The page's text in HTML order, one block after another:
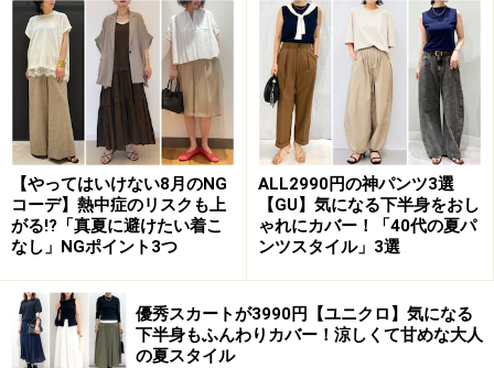
など「ちょっとそこまで」の服装には、リラックス感の
あるワンピースがおすすめです。ですが、ビッグシルエ
ットのワンピースは、一歩間違えると、だらしない印象
を与えてしまいがち。大人女性が取り入れる際は、ウエ
ストマークして、スタイルアップを狙うのが◎。
写真は、柔らかく身体にフィットし、ストレスフリーで
着られるニットワンピースを主役にしてコーデ。リブ編
みになっているおかげで、すっきりと見えるのが嬉しい
ポイントです。サイドには、今季トレンドのスリットが
入っており、アクセントとしてはもちろん、歩きやすさ
も手に入ります。寒さが気になる場合は、レギンスを重
【やってはいけない8月のNG
コーデ】熱中症のリスクも上
がる!?「真夏に避けたい着こ
なし」NGポイント3つ
ALL2990円の神パンツ3選
【GU】気になる下半身をおし
ゃれにカバー！「40代の夏パ
ンツスタイル」3選
優秀スカートが3990円【ユニクロ】気になる
下半身もふんわりカバー！涼しくて甘めな大人
の夏スタイル